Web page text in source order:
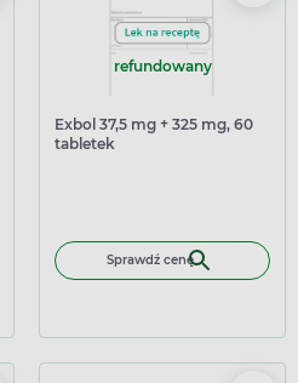
refundowany
Exbol 37,5 mg + 325 mg, 60
tabletek
Sprawdź cenę